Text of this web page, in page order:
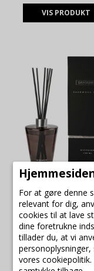
VIS PRODUKT
Du Coeur diffuser
cashmere og
Du Coeur
10830
239,00 DKK
For at gøre denne
relevant for dig,
cookies til at lave
dine foretrukne
tillader du, at vi
vores